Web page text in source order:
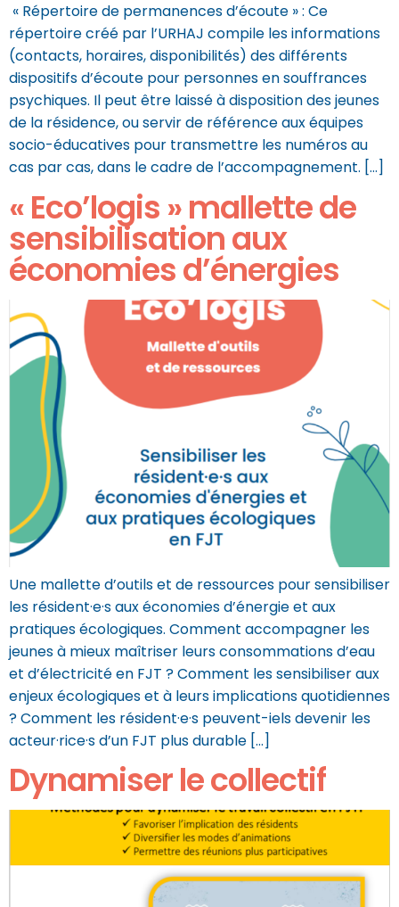
« Répertoire de permanences d’écoute » : Ce
répertoire créé par l’URHAJ compile les informations
(contacts, horaires, disponibilités) des différents
dispositifs d’écoute pour personnes en souffrances
psychiques. Il peut être laissé à disposition des jeunes
de la résidence, ou servir de référence aux équipes
socio-éducatives pour transmettre les numéros au
cas par cas, dans le cadre de l’accompagnement. […]
« Eco’logis » mallette de
sensibilisation aux
économies d’énergies
Une mallette d’outils et de ressources pour sensibiliser
les résident·e·s aux économies d’énergie et aux
pratiques écologiques. Comment accompagner les
jeunes à mieux maîtriser leurs consommations d’eau
et d’électricité en FJT ? Comment les sensibiliser aux
enjeux écologiques et à leurs implications quotidiennes
? Comment les résident·e·s peuvent-iels devenir les
acteur·rice·s d’un FJT plus durable […]
Dynamiser le collectif